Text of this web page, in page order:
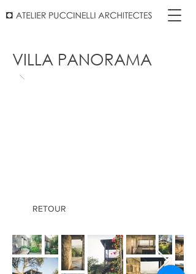
VILLA PANORAMA
RETOUR